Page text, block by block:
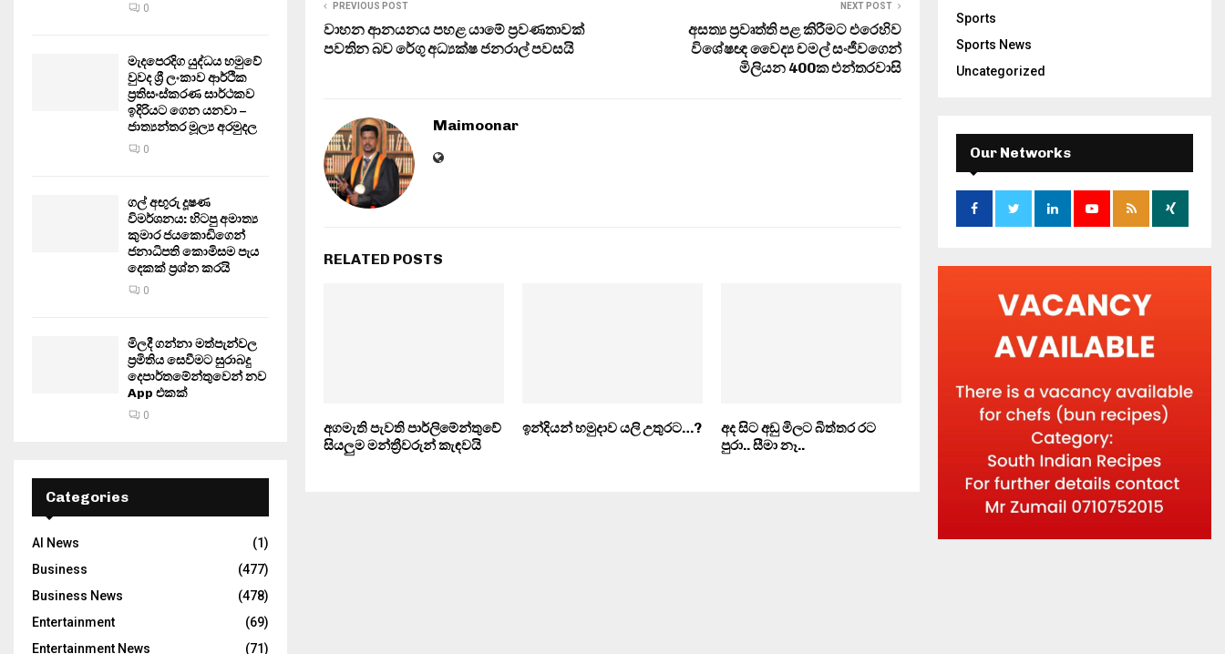
PREVIOUS POST
වාහන ආනයනය පහළ යාමේ ප්‍රවණතාවක්
පවතින බව රේගු අධ්‍යක්ෂ ජනරාල් පවසයි
NEXT POST
අසත්‍ය ප්‍රවෘත්ති පළ කිරීමට එරෙහිව
විශේෂඥ වෛද්‍ය චමල් සංජීවගෙන්
මිලියන 400ක එන්තරවාසි
Maimoonar
RELATED POSTS
අගමැති පැවති පාර්ලිමේන්තුවේ
සියලුම මන්ත්‍රීවරුන් කැඳවයි
ඉන්දියන් හමුදාව යලි උතුරට…?
අද සිට අඩු මිලට බිත්තර රට
පුරා.. සීමා නෑ..
0
මැදපෙරදිග යුද්ධය හමුවේ
වුවද ශ්‍රී ලංකාව ආර්ථික
ප්‍රතිසංස්කරණ සාර්ථකව
ඉදිරියට ගෙන යනවා –
ජාත්‍යන්තර මූල්‍ය අරමුදල
0
ගල් අඟුරු දූෂණ
විමර්ශනය: හිටපු අමාත්‍ය
කුමාර ජයකොඩිගෙන්
ජනාධිපති කොමිසම පැය
දෙකක් ප්‍රශ්න කරයි
0
මිලදී ගන්නා මත්පැන්වල
ප්‍රමිතිය සෙවීමට සුරාබදු
දෙපාර්තමේන්තුවෙන් නව
App එකක්
0
Categories
AI News
(1)
Business
(477)
Business News
(478)
Entertainment
(69)
Entertainment News
(71)
Sports
Sports News
Uncategorized
Our Networks